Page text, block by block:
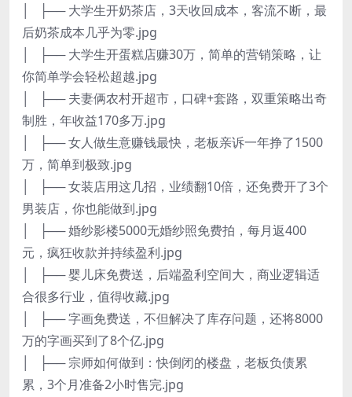
│ ├── 大学生开奶茶店，3天收回成本，客流不断，最
后奶茶成本几乎为零.jpg
│ ├── 大学生开蛋糕店赚30万，简单的营销策略，让
你简单学会轻松超越.jpg
│ ├── 夫妻俩农村开超市，口碑+套路，双重策略出奇
制胜，年收益170多万.jpg
│ ├── 女人做生意赚钱最快，老板亲诉一年挣了1500
万，简单到极致.jpg
│ ├── 女装店用这几招，业绩翻10倍，还免费开了3个
男装店，你也能做到.jpg
│ ├── 婚纱影楼5000无婚纱照免费拍，每月返400
元，疯狂收款并持续盈利.jpg
│ ├── 婴儿床免费送，后端盈利空间大，商业逻辑适
合很多行业，值得收藏.jpg
│ ├── 字画免费送，不但解决了库存问题，还将8000
万的字画买到了8个亿.jpg
│ ├── 宗师如何做到：快倒闭的楼盘，老板负债累
累，3个月准备2小时售完.jpg